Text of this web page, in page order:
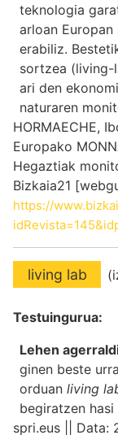
teknologia
arloan
erabiliz.
sortzea (living-
ari den
naturaren
HORMAECHE,
Europako
Hegaztiak
Bizkaia21
https://
living lab
Testuingurua:
Lehen
ginen beste
orduan living
begiratzen hasi
spri.eus || Data: